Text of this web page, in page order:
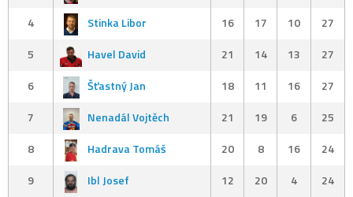
4
Stinka Libor 16 17 10
27
5
Havel David 21 14 13
27
6
Šťastný Jan 18 11 16
27
7
Nenadál Vojtěch 21 19 6
25
8
Hadrava Tomáš 20 8 16
24
9
Ibl Josef 12 20 4
24